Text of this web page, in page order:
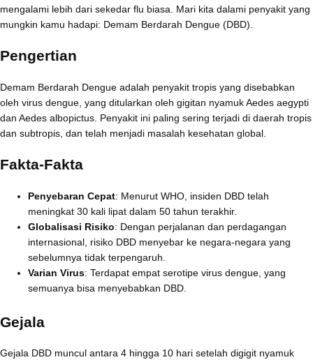
mengalami lebih dari sekedar flu biasa. Mari kita dalami penyakit yang
mungkin kamu hadapi: Demam Berdarah Dengue (DBD).
Pengertian
Demam Berdarah Dengue adalah penyakit tropis yang disebabkan
oleh virus dengue, yang ditularkan oleh gigitan nyamuk Aedes aegypti
dan Aedes albopictus. Penyakit ini paling sering terjadi di daerah tropis
dan subtropis, dan telah menjadi masalah kesehatan global.
Fakta-Fakta
Penyebaran Cepat: Menurut WHO, insiden DBD telah
meningkat 30 kali lipat dalam 50 tahun terakhir.
Globalisasi Risiko: Dengan perjalanan dan perdagangan
internasional, risiko DBD menyebar ke negara-negara yang
sebelumnya tidak terpengaruh.
Varian Virus: Terdapat empat serotipe virus dengue, yang
semuanya bisa menyebabkan DBD.
Gejala
Gejala DBD muncul antara 4 hingga 10 hari setelah digigit nyamuk